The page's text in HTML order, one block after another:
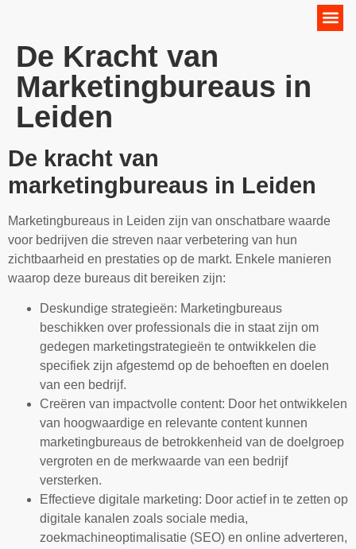
De Kracht van
Marketingbureaus in
Leiden
De kracht van
marketingbureaus in Leiden
Marketingbureaus in Leiden zijn van onschatbare waarde
voor bedrijven die streven naar verbetering van hun
zichtbaarheid en prestaties op de markt. Enkele manieren
waarop deze bureaus dit bereiken zijn:
Deskundige strategieën: Marketingbureaus
beschikken over professionals die in staat zijn om
gedegen marketingstrategieën te ontwikkelen die
specifiek zijn afgestemd op de behoeften en doelen
van een bedrijf.
Creëren van impactvolle content: Door het ontwikkelen
van hoogwaardige en relevante content kunnen
marketingbureaus de betrokkenheid van de doelgroep
vergroten en de merkwaarde van een bedrijf
versterken.
Effectieve digitale marketing: Door actief in te zetten op
digitale kanalen zoals sociale media,
zoekmachineoptimalisatie (SEO) en online adverteren,